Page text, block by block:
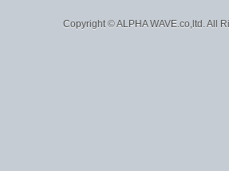
Copyright © ALPHA WAVE.co,ltd. All